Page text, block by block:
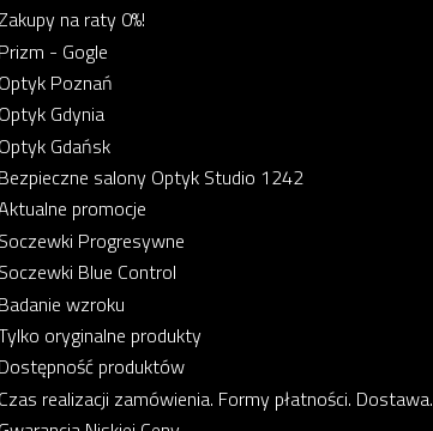
Zakupy na raty 0%!
Prizm - Gogle
Optyk Poznań
Optyk Gdynia
Optyk Gdańsk
Bezpieczne salony Optyk Studio 1242
promocje
Soczewki Progresywne
Soczewki Blue Control
Badanie wzroku
oryginalne produkty
Dostępność produktów
Czas realizacji zamówienia. Formy płatności. Dostawa.